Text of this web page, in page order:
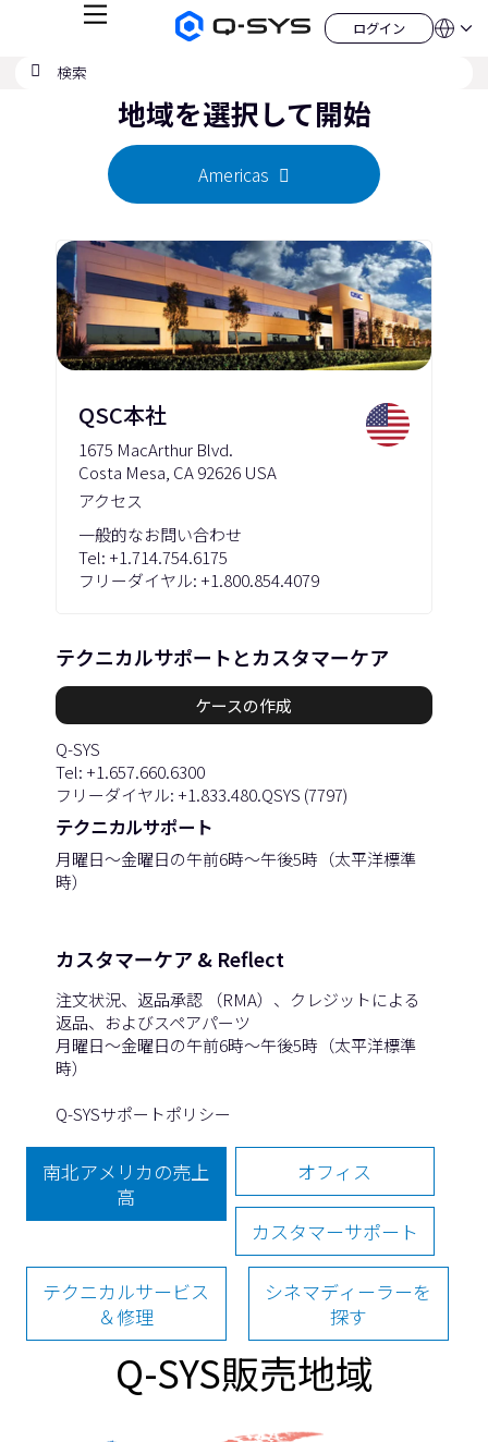
Q-
デ
ィ
ー
ペ
ー
ジ
メ
ュ
ログイン
ロ
グ
言
QSYS.com (English)
China (中文)
地域を選択して開始
Americas
QSC本社
1675 MacArthur Blvd.
Costa Mesa, CA 92626 USA
アクセス
一般的なお問い合わせ
Tel: +1.714.754.6175
フリーダイヤル: +1.800.854.4079
テクニカルサポートとカスタマーケア
ケースの作成
Q-SYS
Tel: +1.657.660.6300
フリーダイヤル: +1.833.480.QSYS (7797)
テクニカルサポート
月曜日〜金曜日の午前6時〜午後5時（太平洋標準
時）
カスタマーケア & Reflect
注文状況、返品承認 （RMA）、クレジットによる
返品、およびスペアパーツ
月曜日〜金曜日の午前6時〜午後5時（太平洋標準
時）
Q-SYSサポートポリシー
南北アメリカの売上
高
オフィス
カスタマーサポート
テクニカルサービス
＆修理
シネマディーラーを
探す
Q-SYS販売地域